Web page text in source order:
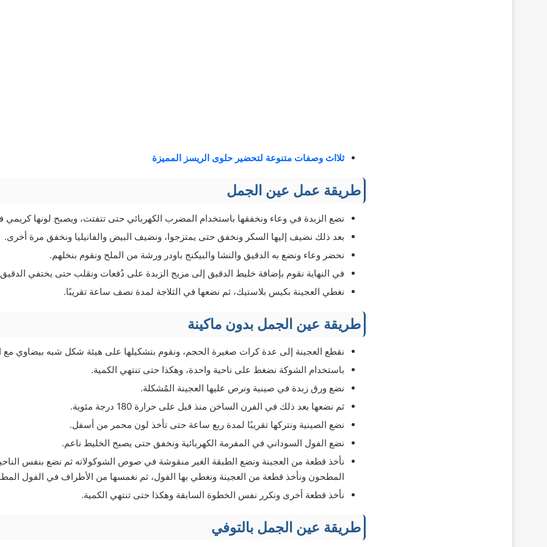
ثلااث وصفات متنوعة لتحضير حلوى الريسز المميزة
طريقة عمل عين الجمل
نضع الزبدة في وعاء ونخفقها باستخدام المضرب الكهربائي حتى تتفتت، ويصبح لونها كريمي
بعد ذلك نضيف إليها السكر ونخفق حتى يمتزجوا، ونضيف البيض والفانيليا ونخفق مرة أخرى.
نحضر وعاء ونضع به الدقيق والنشا والبيكنج باودر ورشة من الملح ونقوم بنخلهم.
في النهاية نقوم بإضافة خليط الدقيق إلى مزيج الزبدة على دُفعات ونقلب حتى يختفي الدقيق
نغطي العجينة بكيس بلاستيك، ثم نضعها في الثلاجة لمدة نصف ساعة تقريبًا.
طريقة عين الجمل بدون ماكينة
نقطع العجينة إلى عدة كرات صغيرة الحجم، ونقوم بتشكيلها على هيئة شكل شبه بيضاوي مع
باستخدام الشوكة نضغط على ناحية واحدة، وهكذا حتى تنتهي الكمية.
نضع ورق زبدة في صينية ونرص عليها العجينة المُشكلة.
ثم نضعها بعد ذلك في الفرن الساخن منذ قبل على حرارة 180 درجة مئوية.
نضع الصينية ونتركها تقريبًا لمدة ربع ساعة حتى تأخذ لون محمر من أسفل.
نضع الفول السوداني في المفرمة الكهربائية ونخفق حتى يصبح الخليط ناعم.
نأخذ قطعة من العجينة ونضع الطبقة الغير منقوشة في صوص الشوكولاته ثم نضع بنفس
المطحون ونأخذ قطعة من العجينة ونغطي بها الفول، ثم نغمسها من الأطراف في الفول
نأخذ قطعة أخرى ونكرر نفس الخطوة السابقة وهكذا حتى تنتهي الكمية.
طريقة عين الجمل بالتوفي